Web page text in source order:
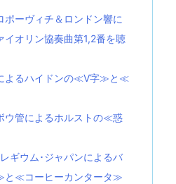
ーヴィチ＆ロンドン響に
イオリン協奏曲第1,2番を聴
よるハイドンの≪V字≫と≪
ウ管によるホルストの≪惑
ギウム･ジャパンによるバ
と≪コーヒーカンタータ≫